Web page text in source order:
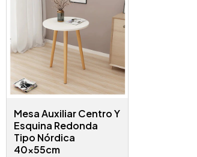
Mesa Auxiliar Centro Y
Esquina Redonda
Tipo Nórdica
40x55cm